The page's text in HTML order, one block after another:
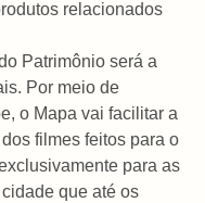
relacionados
Patrimônio será a
Por meio de
o Mapa vai facilitar a
filmes feitos para o
para as
que até os